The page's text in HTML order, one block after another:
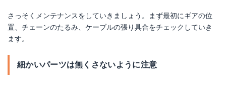
さっそくメンテナンスをしていきましょう。まず最初にギアの位
置、チェーンのたるみ、ケーブルの張り具合をチェックしていき
ます。
細かいパーツは無くさないように注意